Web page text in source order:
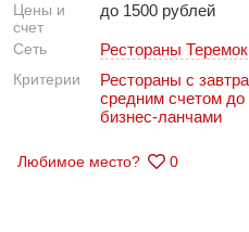
Цены и
счет
до 1500 рублей
Сеть Рестораны Теремок
Критерии Рестораны с
средним счетом до
бизнес-ланчами
Любимое место? 0